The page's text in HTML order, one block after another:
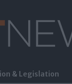
& Legislation